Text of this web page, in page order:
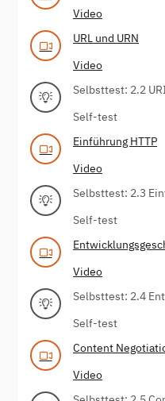
Video
URL und URN
Video
Selbsttest: 2.2
Self-test
Einführung HTTP
Video
Selbsttest: 2.3
Self-test
Video
Selbsttest: 2.4
Self-test
Content
Video